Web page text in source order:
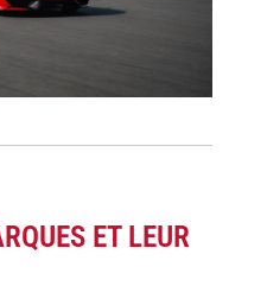
ET LEUR